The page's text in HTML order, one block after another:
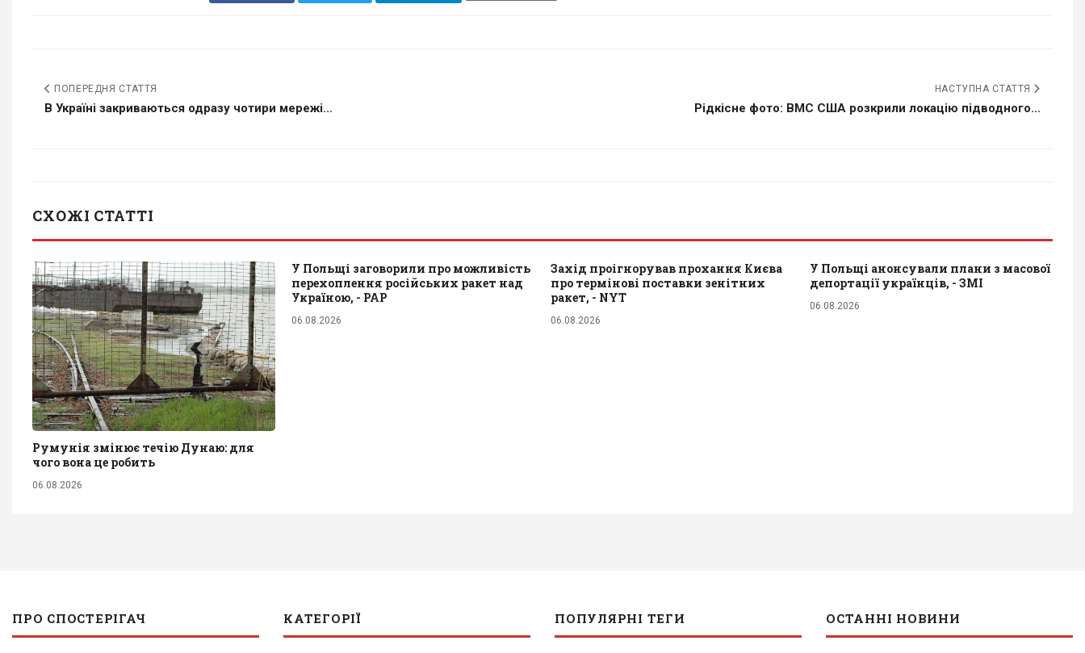
ПОПЕРЕДНЯ СТАТТЯ
В Україні закриваються одразу чотири мережі...
НАСТУПНА СТАТТЯ
Рідкісне фото: ВМС США розкрили локацію підводного...
СХОЖІ СТАТТІ
Румунія змінює течію Дунаю: для
чого вона це робить
06.08.2026
У Польщі заговорили про можливість
перехоплення російських ракет над
Україною, - PAP
06.08.2026
Захід проігнорував прохання Києва
про термінові поставки зенітних
ракет, - NYT
06.08.2026
У Польщі анонсували плани з масової
депортації українців, - ЗМІ
06.08.2026
ПРО СПОСТЕРІГАЧ КАТЕГОРІЇ ПОПУЛЯРНІ ТЕГИ ОСТАННІ НОВИНИ